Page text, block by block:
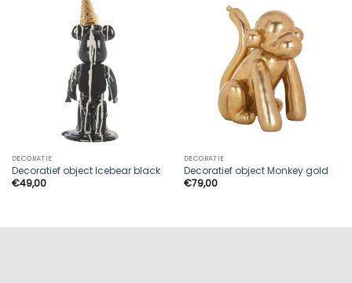
DECORATIE
Decoratief object Icebear black
€49,00
DECORATIE
Decoratief object Monkey gold
€79,00